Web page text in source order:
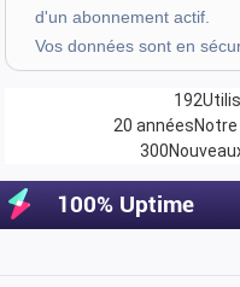
starstarstarstarstar
Évaluation cinq étoiles
starstarstarstarstar
d'un abonnement actif.
Vos données sont en
192
20 années
300